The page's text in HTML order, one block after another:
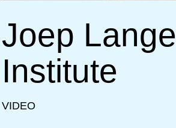
Joep Lange
Institute
VIDEO